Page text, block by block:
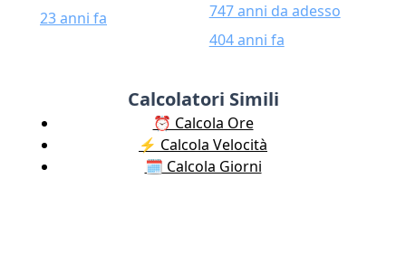
23 anni fa
747 anni da adesso
404 anni fa
Calcolatori Simili
⏰ Calcola Ore
⚡️ Calcola Velocità
🗓️ Calcola Giorni